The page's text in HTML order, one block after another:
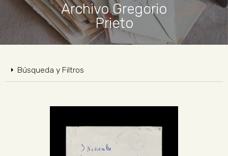
ARCHIVO
CERTAMEN DE DIBUJO
FUNDACIÓN
NOTICIAS
Archivo Gregorio
Prieto
Búsqueda y Filtros